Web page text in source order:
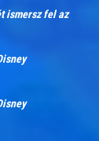
ismersz fel az